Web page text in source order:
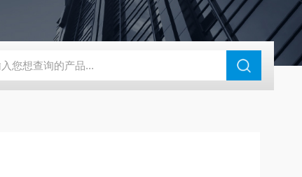
乙酸检测仪 CT2001A微电流扣电测试 PL-G07日本富士智